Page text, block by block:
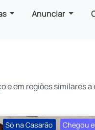
Anunciar
e em regiões similares
Só na Casarão Chegou